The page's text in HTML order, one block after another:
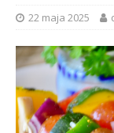
22 maja 2025